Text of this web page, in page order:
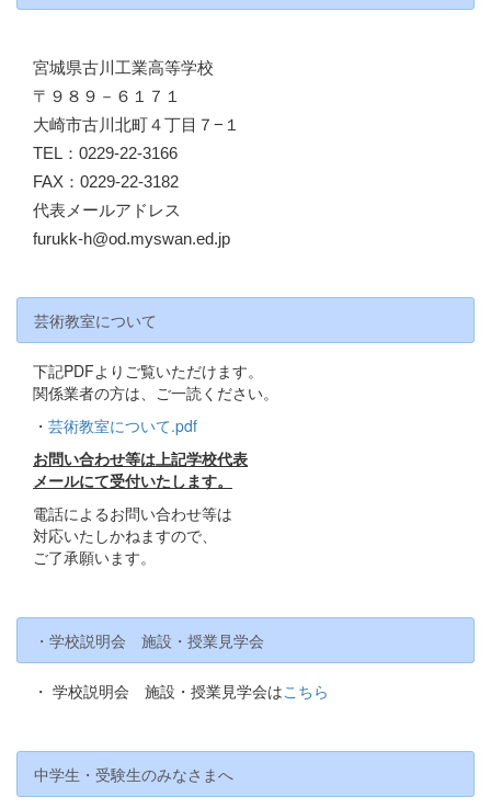
宮城県古川工業高等学校
〒９８９－６１７１
大崎市古川北町４丁目７−１
TEL：0229-22-3166
FAX：0229-22-3182
代表メールアドレス
furukk-h@od.myswan.ed.jp
芸術教室について
下記PDFよりご覧いただけます。
関係業者の方は、ご一読ください。
・ 芸術教室について.pdf
お問い合わせ等は上記学校代表
メールにて受付いたします。
電話によるお問い合わせ等は
対応いたしかねますので、
ご了承願います。
・学校説明会 施設・授業見学会
・ 学校説明会 施設・授業見学会はこちら
中学生・受験生のみなさまへ